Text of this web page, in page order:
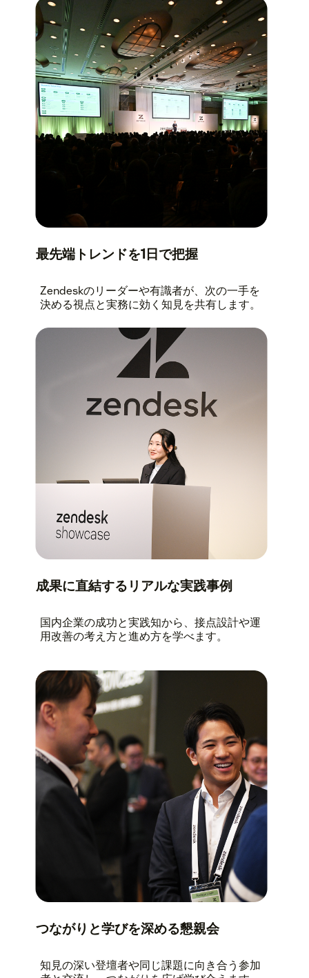
最先端トレンドを1日で把握
Zendeskのリーダーや有識者が、次の一手を
決める視点と実務に効く知見を共有します。
成果に直結するリアルな実践事例
国内企業の成功と実践知から、接点設計や運
用改善の考え方と進め方を学べます。
つながりと学びを深める懇親会
知見の深い登壇者や同じ課題に向き合う参加